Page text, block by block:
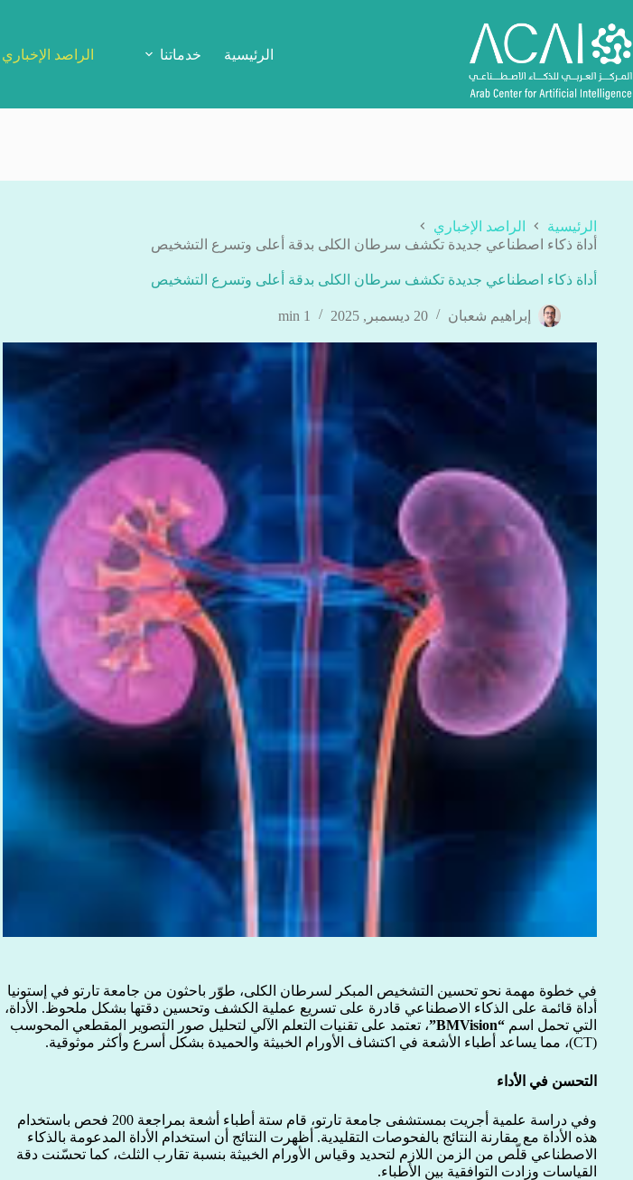
إلى
المحتوى
الرئيسية خدماتنا الراصد الإخباري
الرئيسية
الراصد الإخباري
أداة ذكاء اصطناعي جديدة تكشف سرطان الكلى بدقة أعلى وتسرع التشخيص
أداة ذكاء اصطناعي جديدة تكشف سرطان الكلى بدقة أعلى وتسرع التشخيص
إبراهيم شعبان 20 ديسمبر, 2025 1 min
في خطوة مهمة نحو تحسين التشخيص المبكر لسرطان الكلى، طوّر باحثون من جامعة تارتو في إستونيا
أداة قائمة على الذكاء الاصطناعي قادرة على تسريع عملية الكشف وتحسين دقتها بشكل ملحوظ. الأداة،
التي تحمل اسم “BMVision”
، تعتمد على تقنيات التعلم الآلي لتحليل صور التصوير المقطعي المحوسب
(CT)، مما يساعد أطباء الأشعة في اكتشاف الأورام الخبيثة والحميدة بشكل أسرع وأكثر موثوقية.
التحسن في الأداء
وفي دراسة علمية أجريت بمستشفى جامعة تارتو، قام ستة أطباء أشعة بمراجعة 200 فحص باستخدام
هذه الأداة مع مقارنة النتائج بالفحوصات التقليدية. أظهرت النتائج أن استخدام الأداة المدعومة بالذكاء
الاصطناعي قلّص من الزمن اللازم لتحديد وقياس الأورام الخبيثة بنسبة تقارب الثلث، كما تحسّنت دقة
القياسات وزادت التوافقية بين الأطباء.